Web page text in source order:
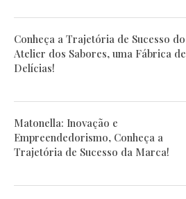
Conheça a Trajetória de Sucesso do
Atelier dos Sabores, uma Fábrica de
Delícias!
Matonella: Inovação e
Empreendedorismo, Conheça a
Trajetória de Sucesso da Marca!